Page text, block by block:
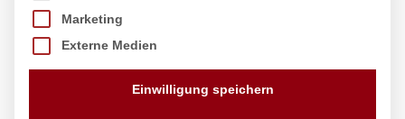
Marketing
Externe Medien
Einwilligung speichern